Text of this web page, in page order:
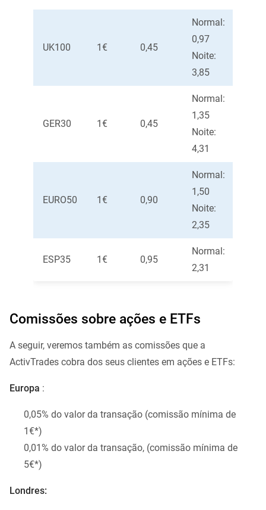
UK100 1€ 0,45
Normal:
0,97
Noite:
3,85
GER30 1€ 0,45
Normal:
1,35
Noite:
4,31
EURO50 1€ 0,90
Normal:
1,50
Noite:
2,35
ESP35 1€ 0,95
Normal:
2,31
Comissões sobre ações e ETFs
A seguir, veremos também as comissões que a
ActivTrades cobra dos seus clientes em ações e ETFs:
Europa :
0,05% do valor da transação (comissão mínima de
1€*)
0,01% do valor da transação, (comissão mínima de
5€*)
Londres: